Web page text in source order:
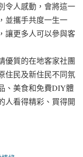
令人感動，會將這一
並攜手共度一生一
讓更多人可以參與客
優質的在地客家社團
住民及新住民不同氛
、美食和免費DIY體
人看得精彩、買得開